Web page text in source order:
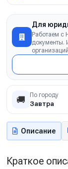
Для
Работаем с
документы.
🚚 По городу
Завтра
Описание
Краткое